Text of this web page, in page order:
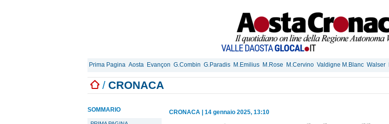
Prima Pagina Aosta Evançon G.Combin G.Paradis M.Emilius M.Rose M.Cervino Valdigne M.Blanc Walser
/ CRONACA
SOMMARIO CRONACA 14 gennaio 2025, 13:10